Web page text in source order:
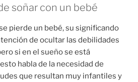
soñar con un bebé
pierde un bebé, su significando
de ocultar las debilidades
si en el sueño se está
habla de la necesidad de
que resultan muy infantiles y